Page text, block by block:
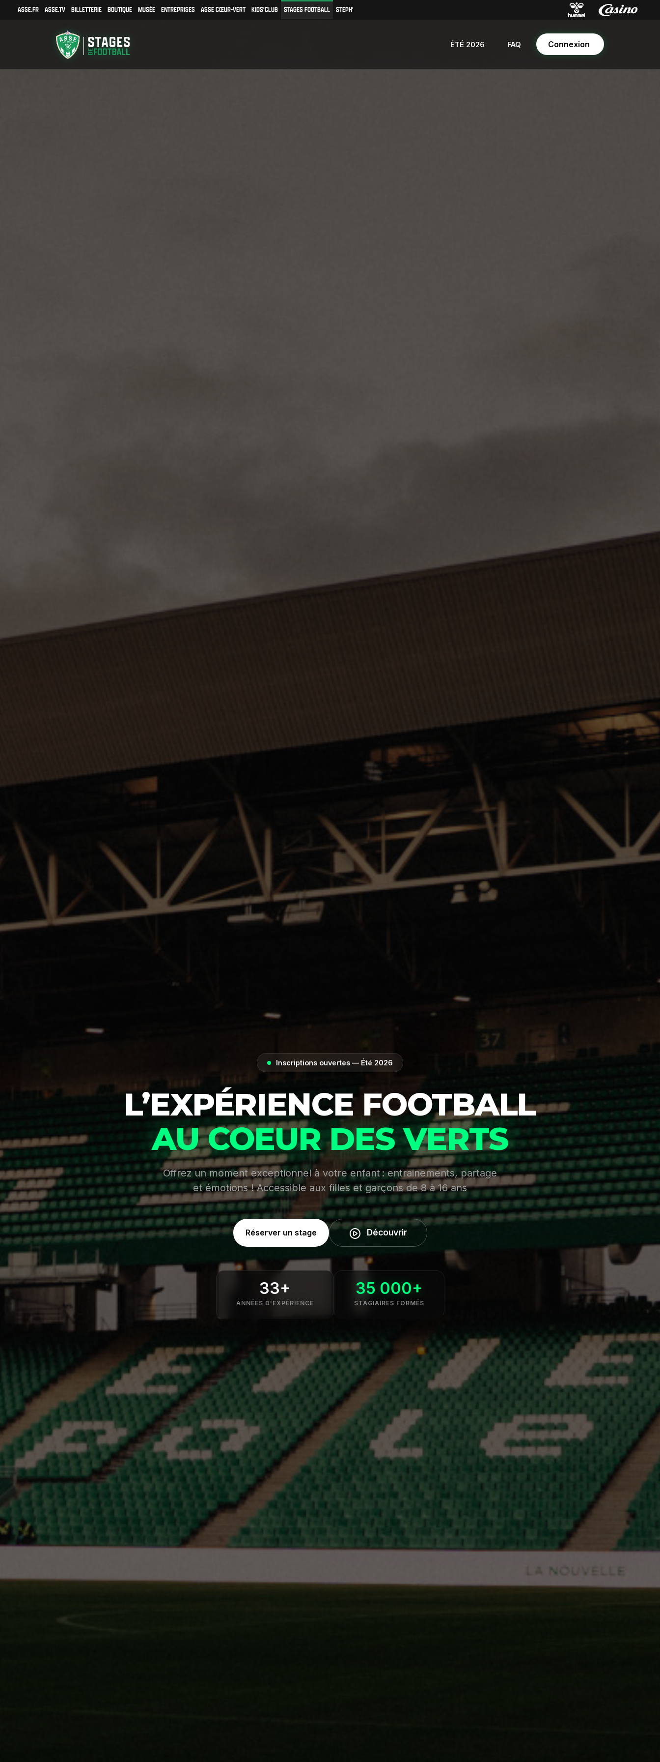
ASSE.FR ASSE.TV BILLETTERIE BOUTIQUE MUSÉE ENTREPRISES ASSE CŒUR-VERT KIDS'CLUB STAGES FOOTBALL STEPH'
ÉTÉ 2026 FAQ Connexion
Inscriptions ouvertes — Été 2026
L’EXPÉRIENCE FOOTBALL
AU COEUR DES VERTS
Offrez un moment exceptionnel à votre enfant : entrainements, partage
et émotions ! Accessible aux filles et garçons de 8 à 16 ans
Réserver un stage Découvrir
33+
ANNÉES D'EXPÉRIENCE
35 000+
STAGIAIRES FORMÉS